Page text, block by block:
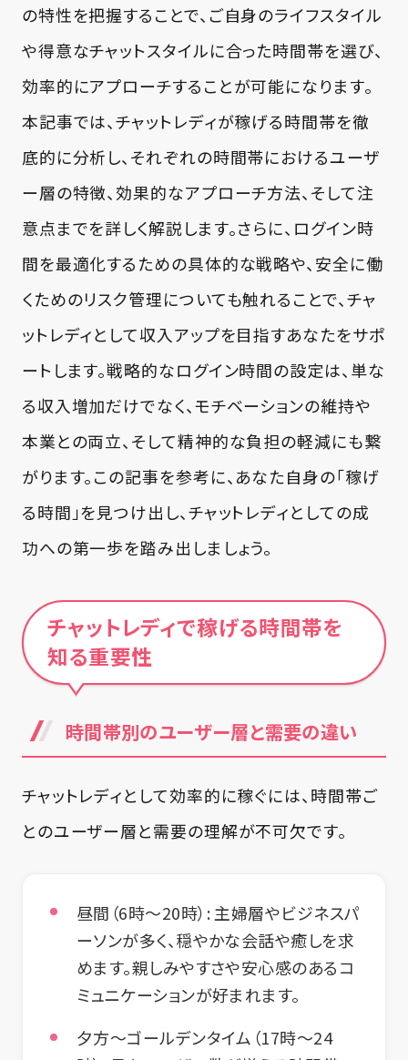
の特性を把握することで、ご自身のライフスタイル
や得意なチャットスタイルに合った時間帯を選び、
効率的にアプローチすることが可能になります。
本記事では、チャットレディが稼げる時間帯を徹
底的に分析し、それぞれの時間帯におけるユーザ
ー層の特徴、効果的なアプローチ方法、そして注
意点までを詳しく解説します。さらに、ログイン時
間を最適化するための具体的な戦略や、安全に働
くためのリスク管理についても触れることで、チャ
ットレディとして収入アップを目指すあなたをサポ
ートします。戦略的なログイン時間の設定は、単な
る収入増加だけでなく、モチベーションの維持や
本業との両立、そして精神的な負担の軽減にも繋
がります。この記事を参考に、あなた自身の「稼げ
る時間」を見つけ出し、チャットレディとしての成
功への第一歩を踏み出しましょう。
チャットレディで稼げる時間帯を
知る重要性
時間帯別のユーザー層と需要の違い
チャットレディとして効率的に稼ぐには、時間帯ご
とのユーザー層と需要の理解が不可欠です。
昼間（6時～20時） : 主婦層やビジネスパ
ーソンが多く、穏やかな会話や癒しを求
めます。親しみやすさや安心感のあるコ
ミュニケーションが好まれます。
夕方～ゴールデンタイム（17時～24